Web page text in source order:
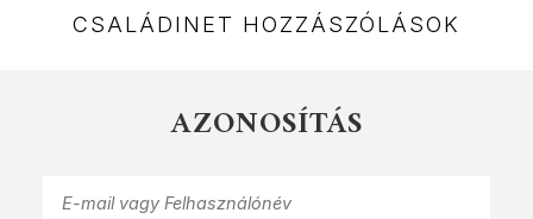
CSALÁDINET HOZZÁSZÓLÁSOK
AZONOSÍTÁS